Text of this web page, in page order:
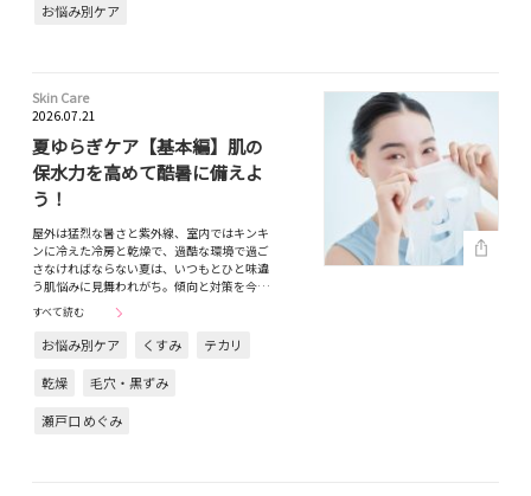
お悩み別ケア
Skin Care
2026.07.21
夏ゆらぎケア【基本編】肌の
保水力を高めて酷暑に備えよ
う！
屋外は猛烈な暑さと紫外線、室内ではキンキ
ンに冷えた冷房と乾燥で、過酷な環境で過ご
さなければならない夏は、いつもとひと味違
う肌悩みに見舞われがち。傾向と対策を今…
すべて読む
お悩み別ケア くすみ
テカリ
乾燥
毛穴・黒ずみ
瀬戸口 めぐみ